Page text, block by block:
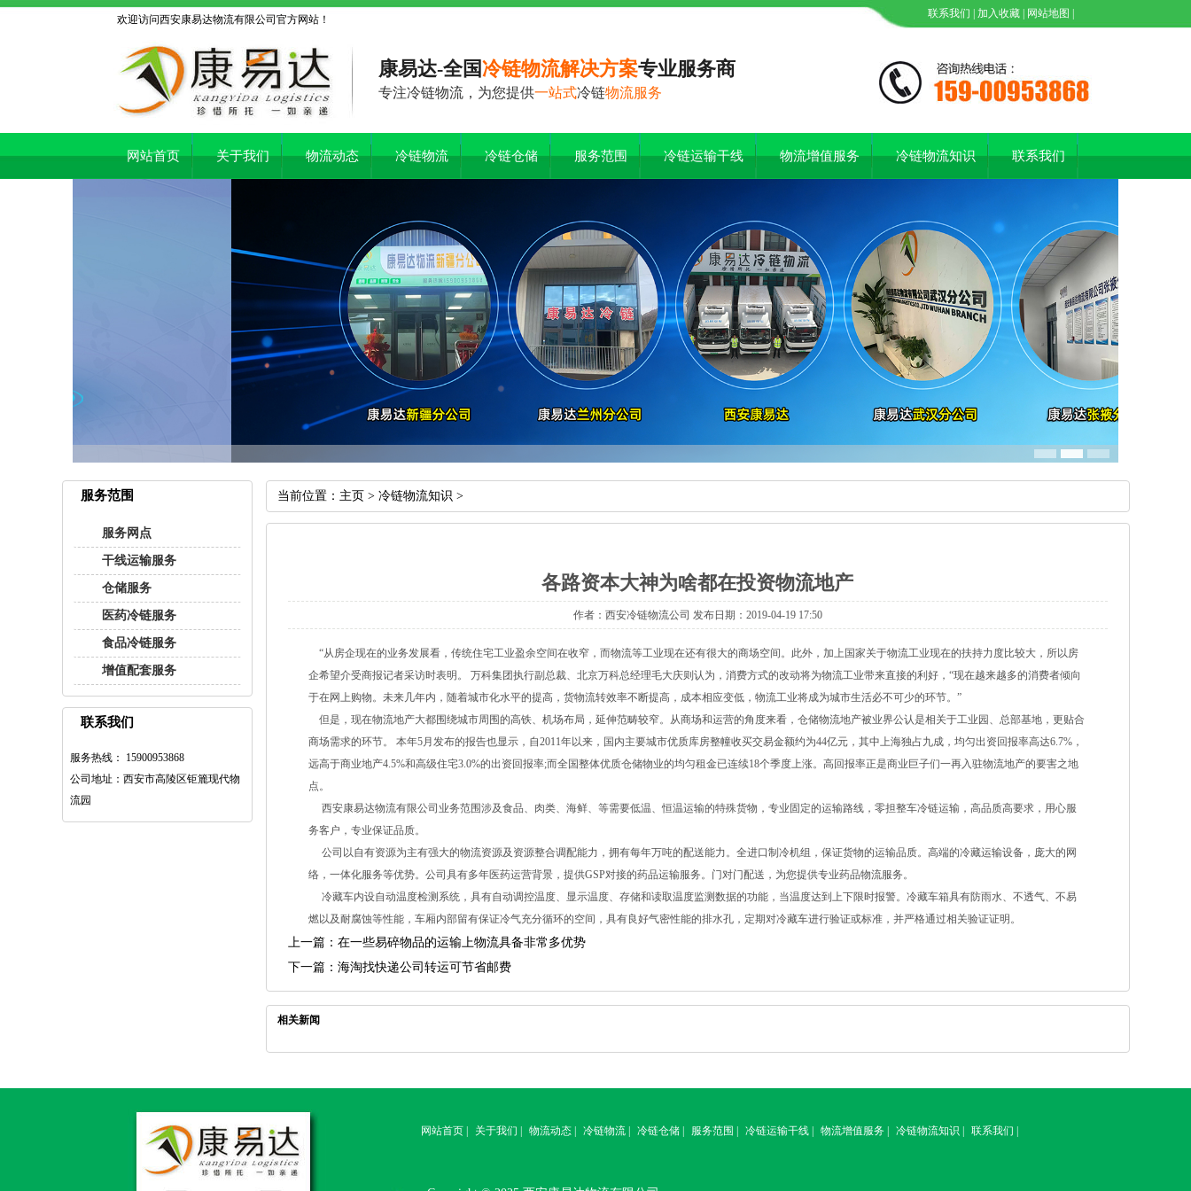
欢迎访问西安康易达物流有限公司官方网站！ 网站地图
加入收藏
联系我们
康易达-全国冷链物流解决方案专业服务商
专注冷链物流，为您提供一站式冷链物流服务
网站首页 关于我们 物流动态 冷链物流 冷链仓储 服务范围 冷链运输干线 物流增值服务 冷链物流知识 联系我们
服务范围
服务网点
干线运输服务
仓储服务
医药冷链服务
食品冷链服务
增值配套服务
联系我们
服务热线： 15900953868
公司地址：西安市高陵区钜簏现代物
流园
当前位置： 主页 > 冷链物流知识 >
各路资本大神为啥都在投资物流地产
作者：西安冷链物流公司 发布日期：2019-04-19 17:50
“从房企现在的业务发展看，传统住宅工业盈余空间在收窄，而物流等工业现在还有很大的商场空间。此外，加上国家关于物流工业现在的扶持力度比较大，所以房
企希望介受商报记者采访时表明。 万科集团执行副总裁、北京万科总经理毛大庆则认为，消费方式的改动将为物流工业带来直接的利好，“现在越来越多的消费者倾向
于在网上购物。未来几年内，随着城市化水平的提高，货物流转效率不断提高，成本相应变低，物流工业将成为城市生活必不可少的环节。”
但是，现在物流地产大都围绕城市周围的高铁、机场布局，延伸范畴较窄。从商场和运营的角度来看，仓储物流地产被业界公认是相关于工业园、总部基地，更贴合
商场需求的环节。 本年5月发布的报告也显示，自2011年以来，国内主要城市优质库房整幢收买交易金额约为44亿元，其中上海独占九成，均匀出资回报率高达6.7%，
远高于商业地产4.5%和高级住宅3.0%的出资回报率;而全国整体优质仓储物业的均匀租金已连续18个季度上涨。高回报率正是商业巨子们一再入驻物流地产的要害之地
点。
西安康易达物流有限公司业务范围涉及食品、肉类、海鲜、等需要低温、恒温运输的特殊货物，专业固定的运输路线，零担整车冷链运输，高品质高要求，用心服
务客户，专业保证品质。
公司以自有资源为主有强大的物流资源及资源整合调配能力，拥有每年万吨的配送能力。全进口制冷机组，保证货物的运输品质。高端的冷藏运输设备，庞大的网
络，一体化服务等优势。公司具有多年医药运营背景，提供GSP对接的药品运输服务。门对门配送，为您提供专业药品物流服务。
冷藏车内设自动温度检测系统，具有自动调控温度、显示温度、存储和读取温度监测数据的功能，当温度达到上下限时报警。冷藏车箱具有防雨水、不透气、不易
燃以及耐腐蚀等性能，车厢内部留有保证冷气充分循环的空间，具有良好气密性能的排水孔，定期对冷藏车进行验证或标准，并严格通过相关验证证明。
上一篇： 在一些易碎物品的运输上物流具备非常多优势
下一篇： 海淘找快递公司转运可节省邮费
相关新闻
网站首页 关于我们 物流动态 冷链物流 冷链仓储 服务范围 冷链运输干线 物流增值服务 冷链物流知识 联系我们